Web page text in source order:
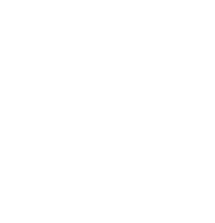
toboganes gigantes
parque acuático del hotel, con
tanto para adultos como